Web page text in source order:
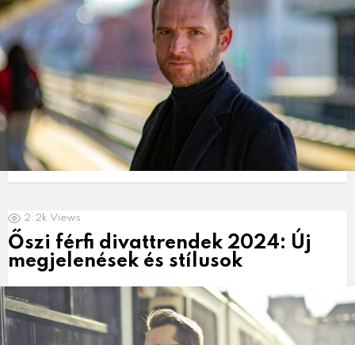
2.2k Views
Őszi férfi divattrendek 2024: Új
megjelenések és stílusok